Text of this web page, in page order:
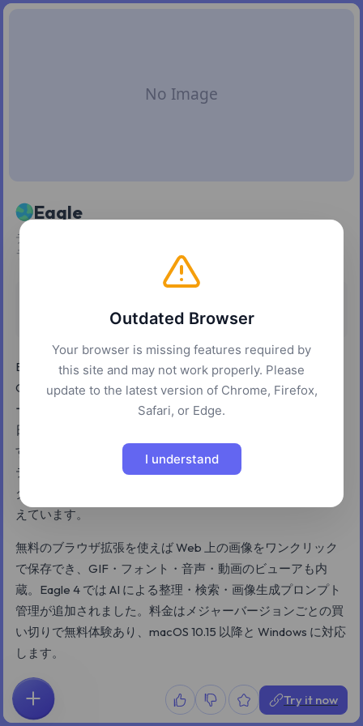
Eagle
デザイナー向けに作られた、参考画像や素材を 1 つのライブ
ラリにまとめて管理できるデスクトップアプリ。
Windows Paid
Eagle は、スクリーンショット、写真、モックアップ、
GIF、フォント、音声・動画クリップ、パッケージ参考、ム
ードボードの断片など、デザイナーやイラストレーターが
日々ためこむ大量のリファレンスを 1 つのライブラリで管理
するためのデスクトップアプリです。ウェブやファイルシス
テムからドラッグ&ドロップで取り込み、スマートフォル
ダ、タグ、カラーフィルタ、メタデータの全文検索などを備
えています。
無料のブラウザ拡張を使えば Web 上の画像をワンクリック
で保存でき、GIF・フォント・音声・動画のビューアも内
蔵。Eagle 4 では AI による整理・検索・画像生成プロンプト
管理が追加されました。料金はメジャーバージョンごとの買
い切りで無料体験あり、macOS 10.15 以降と Windows に対応
します。
Try it now
ホーム 検索 お気に入り フィードバック アカウント
Outdated Browser
Your browser is missing features required by
this site and may not work properly. Please
update to the latest version of Chrome, Firefox,
Safari, or Edge.
I understand